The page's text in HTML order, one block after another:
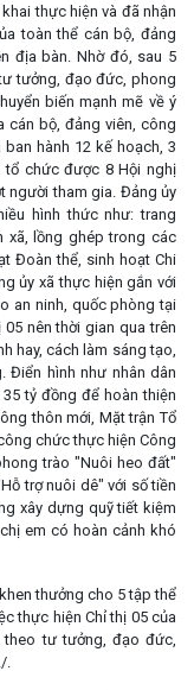
thực hiện và đã nhận
toàn thể cán bộ, đảng
địa bàn. Nhờ đó, sau 5
tưởng, đạo đức, phong
biến mạnh mẽ về ý
cán bộ, đảng viên, công
hành 12 kế hoạch, 3
tổ chức được 8 Hội nghị
người tham gia. Đảng ủy
hình thức như: trang
xã, lồng ghép trong các
Đoàn thể, sinh hoạt Chi
ủy xã thực hiện gắn với
an ninh, quốc phòng tại
nên thời gian qua trên
hay, cách làm sáng tạo,
Điển hình như nhân dân
tỷ đồng để hoàn thiện
thôn mới, Mặt trận Tổ
chức thực hiện Công
trào "Nuôi heo đất"
trợ nuôi dê" với số tiền
xây dựng quỹ tiết kiệm
em có hoàn cảnh khó
thưởng cho 5 tập thể
thực hiện Chỉ thị 05 của
theo tư tưởng, đạo đức,
.